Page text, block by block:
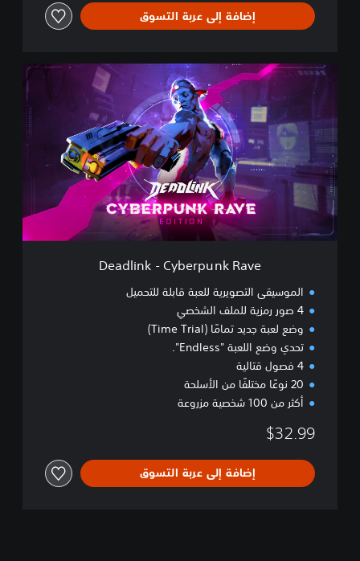
إضافة إلى عربة التسوق
d
i
n
k
-
C
b
Deadlink - Cyberpunk Rave
الموسيقى التصويرية للعبة قابلة للتحميل
4 صور رمزية للملف الشخصي
وضع لعبة جديد تمامًا (Time Trial)
تحدي وضع اللعبة "Endless".
4 فصول قتالية
20 نوعًا مختلفًا من الأسلحة
أكثر من 100 شخصية مزروعة
$32.99
إضافة إلى عربة التسوق